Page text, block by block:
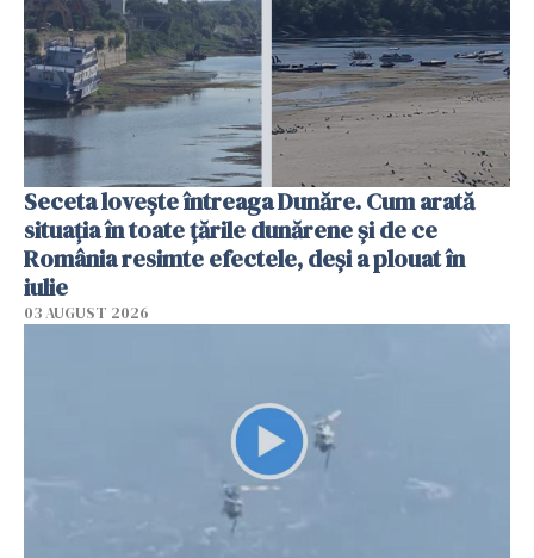
Seceta lovește întreaga Dunăre. Cum arată
situația în toate țările dunărene și de ce
România resimte efectele, deși a plouat în
iulie
03 AUGUST 2026